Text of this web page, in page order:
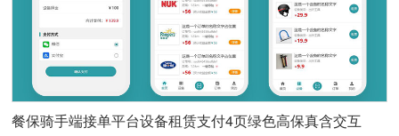
餐保骑手端接单平台设备租赁支付4页绿色高保真含交互